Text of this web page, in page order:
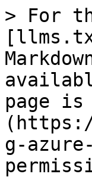
> For
page is
g-